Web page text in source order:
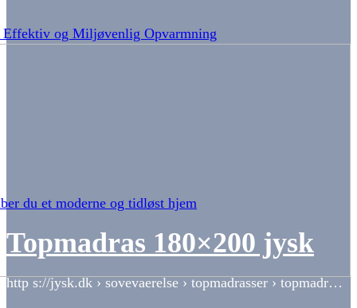
og Miljøvenlig Opvarmning
du et moderne og tidløst hjem
Topmadras 180×200 jysk
http s://jysk.dk › sovevaerelse › topmadrasser › topmadr…